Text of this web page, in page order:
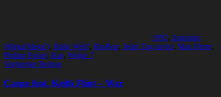
1992, Antonino
(Mega!Mega!), Hallo Welt!, HipHop, Jeder Tag zuviel, Max Herre,
Philipp Poisel, Rap, Wolke 7
Beitragsnavigation
Vorheriger Beitrag
Caspa feat. Keith Flint – War